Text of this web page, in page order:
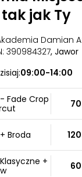
jak Ty
Damian
390984327, Jawor
09:00-14:00
Fade Crop
70
Broda
+
60